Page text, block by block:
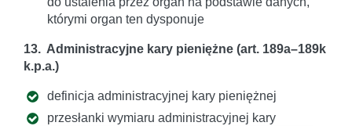
którymi organ ten dysponuje
13. Administracyjne kary pieniężne (art. 189a–189k
k.p.a.)
definicja administracyjnej kary pieniężnej
przesłanki wymiaru administracyjnej kary